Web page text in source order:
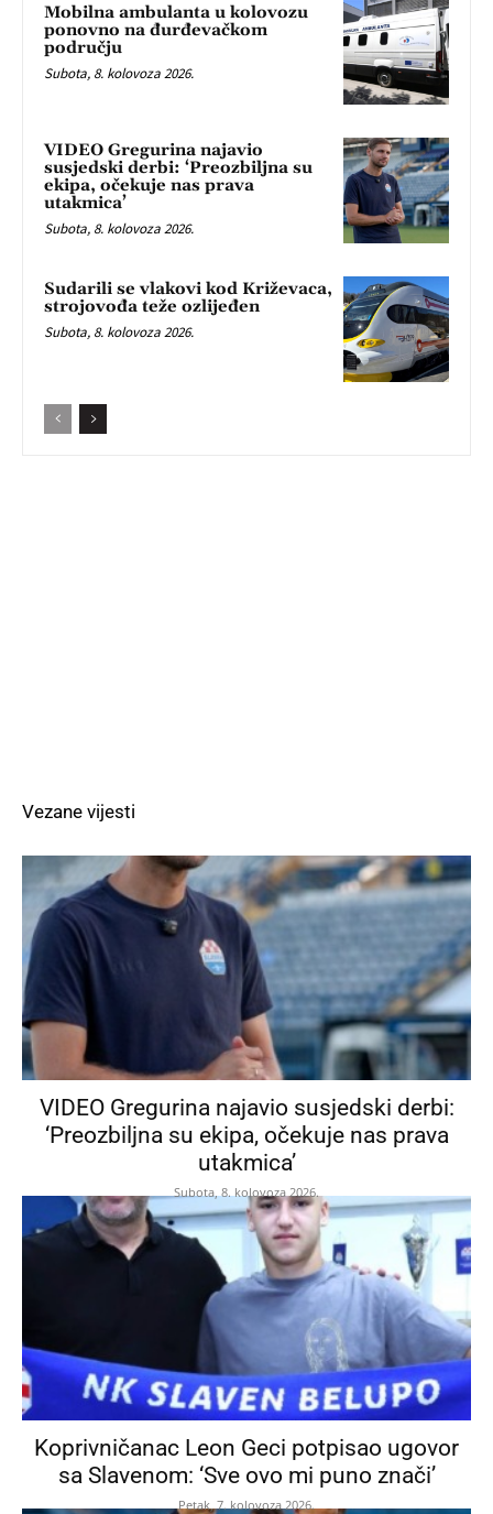
Mobilna ambulanta u kolovozu
ponovno na đurđevačkom
području
Subota, 8. kolovoza 2026.
VIDEO Gregurina najavio
susjedski derbi: ‘Preozbiljna su
ekipa, očekuje nas prava
utakmica’
Subota, 8. kolovoza 2026.
Sudarili se vlakovi kod Križevaca,
strojovođa teže ozlijeđen
Subota, 8. kolovoza 2026.
Vezane vijesti
VIDEO Gregurina najavio susjedski derbi:
‘Preozbiljna su ekipa, očekuje nas prava
utakmica’
Subota, 8. kolovoza 2026.
Koprivničanac Leon Geci potpisao ugovor
sa Slavenom: ‘Sve ovo mi puno znači’
Petak, 7. kolovoza 2026.